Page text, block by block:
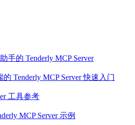
手的 Tenderly MCP Server
Tenderly MCP Server 快速入门
工具参考
MCP Server 示例